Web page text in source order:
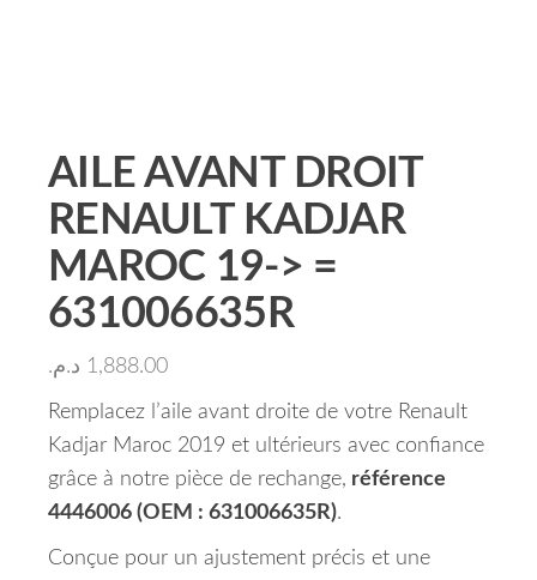
AILE AVANT DROIT
RENAULT KADJAR
MAROC 19-> =
631006635R
1,888.00 د.م.
Remplacez l’aile avant droite de votre Renault
Kadjar Maroc 2019 et ultérieurs avec confiance
grâce à notre pièce de rechange, référence
4446006 (OEM : 631006635R).
Conçue pour un ajustement précis et une